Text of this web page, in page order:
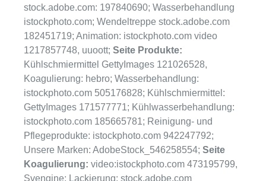
stock.adobe.com: 197840690; Wasserbehandlung
istockphoto.com; Wendeltreppe stock.adobe.com
182451719; Animation: istockphoto.com video
1217857748, uuoott; Seite Produkte:
Kühlschmiermittel GettyImages 121026528,
Koagulierung: hebro; Wasserbehandlung:
istockphoto.com 505176828; Kühlschmiermittel:
GettyImages 171577771; Kühlwasserbehandlung:
istockphoto.com 185665781; Reinigung- und
Pflegeprodukte: istockphoto.com 942247792;
Unsere Marken: AdobeStock_546258554; Seite
Koagulierung: video:istockphoto.com 473195799,
Svengine; Lackierung: stock.adobe.com